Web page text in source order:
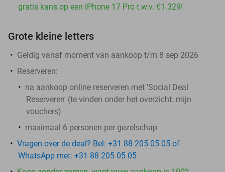
gratis kans op een iPhone 17 Pro t.w.v. €1.329!
Grote kleine letters
Geldig vanaf moment van aankoop t/m 8 sep 2026
Reserveren:
na aankoop online reserveren met 'Social Deal
Reserveren' (te vinden onder het overzicht: mijn
vouchers)
maximaal 6 personen per gezelschap
Vragen over de deal? Bel: +31 88 205 05 05 of
WhatsApp met: +31 88 205 05 05